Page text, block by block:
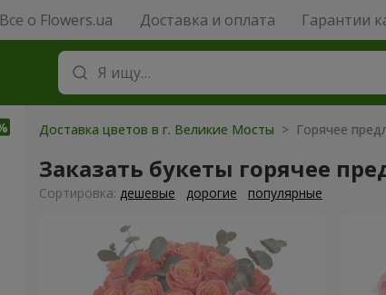
Все о Flowers.ua Доставка и оплата Гарантии
Доставка цветов в г. Великие Мосты > Горячее
Заказать букеты горячее
Cортировка: дешевые дорогие популярные